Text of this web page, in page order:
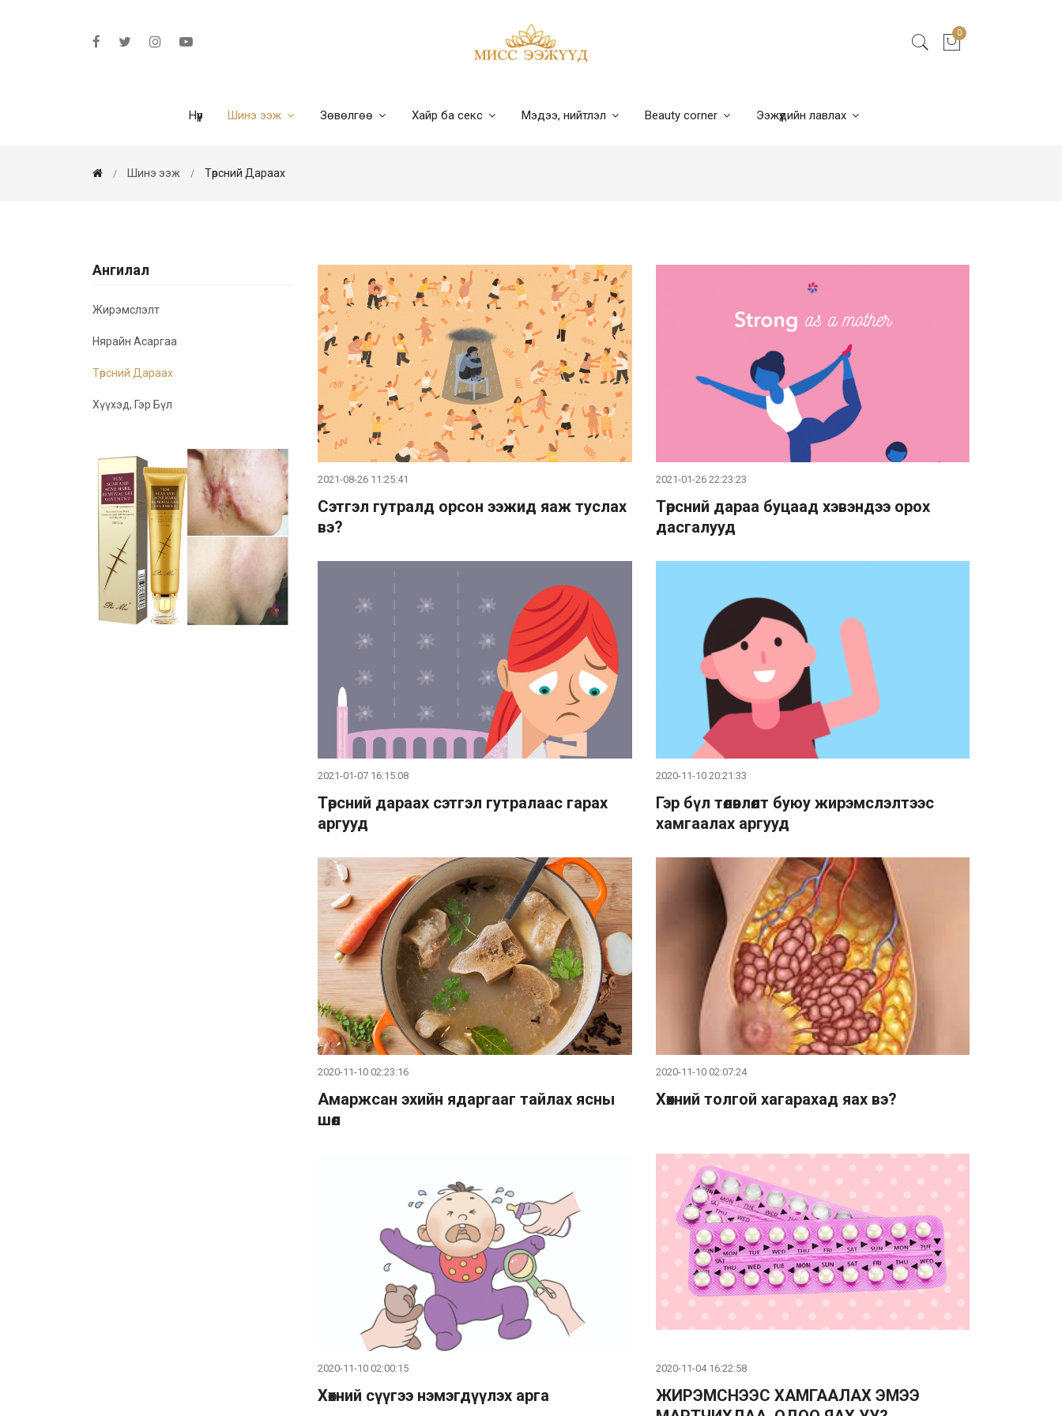
0
Нүүр Шинэ ээж Зөвөлгөө Хайр ба секс Мэдээ, нийтлэл Beauty corner Ээжүүдийн лавлах
Шинэ ээж Төрсний Дараах
Ангилал
Жирэмслэлт
Нярайн Асаргаа
Төрсний Дараах
Хүүхэд, Гэр Бүл
2021-08-26 11:25:41
Сэтгэл гутралд орсон ээжид яаж туслах
вэ?
2021-01-26 22:23:23
Төрсний дараа буцаад хэвэндээ орох
дасгалууд
2021-01-07 16:15:08
Төрсний дараах сэтгэл гутралаас гарах
аргууд
2020-11-10 20:21:33
Гэр бүл төлөвлөлт буюу жирэмслэлтээс
хамгаалах аргууд
2020-11-10 02:23:16
Амаржсан эхийн ядаргааг тайлах ясны
шөл
2020-11-10 02:07:24
Хөхний толгой хагарахад яах вэ?
2020-11-10 02:00:15
Хөхний сүүгээ нэмэгдүүлэх арга
2020-11-04 16:22:58
ЖИРЭМСНЭЭС ХАМГААЛАХ ЭМЭЭ